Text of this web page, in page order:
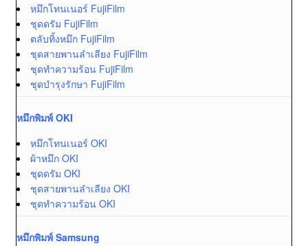
หมึกโทนเนอร์ FujiFilm
ชุดดรัม FujiFilm
ตลับทิ้งหมึก FujiFilm
ชุดสายพานลำเลียง FujiFilm
ชุดทำความร้อน FujiFilm
ชุดบำรุงรักษา FujiFilm
หมึกพิมพ์ OKI
หมึกโทนเนอร์ OKI
ผ้าหมึก OKI
ชุดดรัม OKI
ชุดสายพานลำเลียง OKI
ชุดทำความร้อน OKI
หมึกพิมพ์ Samsung